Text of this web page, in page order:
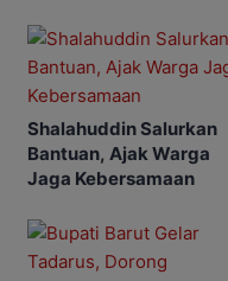
Shalahuddin Salurkan
Bantuan, Ajak Warga
Jaga Kebersamaan